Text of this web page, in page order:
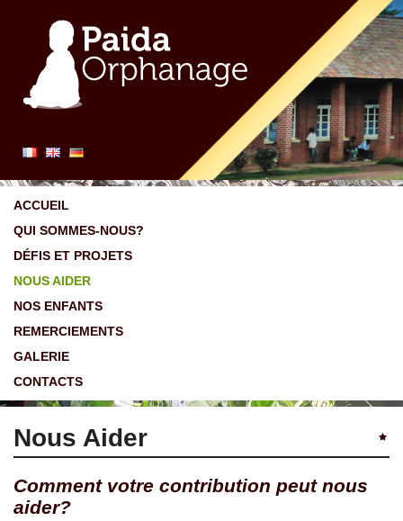
ACCUEIL
QUI SOMMES-NOUS?
DÉFIS ET PROJETS
NOUS AIDER
NOS ENFANTS
REMERCIEMENTS
GALERIE
CONTACTS
Nous Aider
Comment votre contribution peut nous
aider?